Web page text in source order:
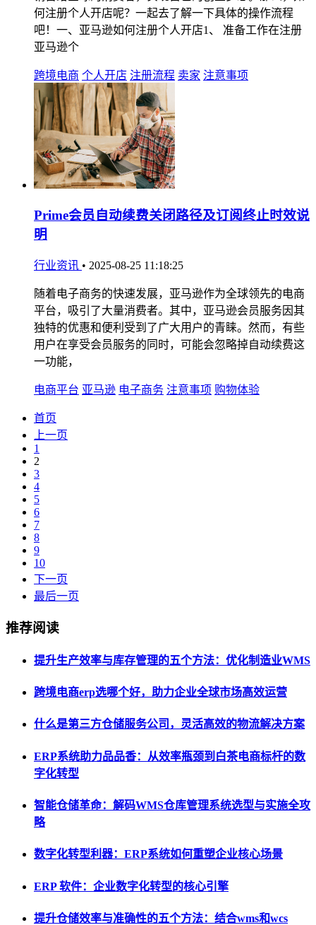
何注册个人开店呢？一起去了解一下具体的操作流程
吧！一、亚马逊如何注册个人开店1、 准备工作在注册
亚马逊个
跨境电商 个人开店 注册流程 卖家 注意事项
Prime会员自动续费关闭路径及订阅终止时效说
明
行业资讯 • 2025-08-25 11:18:25
随着电子商务的快速发展，亚马逊作为全球领先的电商
平台，吸引了大量消费者。其中，亚马逊会员服务因其
独特的优惠和便利受到了广大用户的青睐。然而，有些
用户在享受会员服务的同时，可能会忽略掉自动续费这
一功能，
电商平台 亚马逊 电子商务 注意事项 购物体验
首页
上一页
1
2
3
4
5
6
7
8
9
10
下一页
最后一页
推荐阅读
提升生产效率与库存管理的五个方法：优化制造业WMS
跨境电商erp选哪个好，助力企业全球市场高效运营
什么是第三方仓储服务公司，灵活高效的物流解决方案
ERP系统助力品品香：从效率瓶颈到白茶电商标杆的数
字化转型
智能仓储革命：解码WMS仓库管理系统选型与实施全攻
略
数字化转型利器：ERP系统如何重塑企业核心场景
ERP 软件：企业数字化转型的核心引擎
提升仓储效率与准确性的五个方法：结合wms和wcs